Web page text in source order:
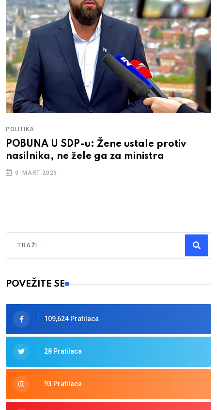
POLITIKA
POBUNA U SDP-u: Žene ustale protiv
nasilnika, ne žele ga za ministra
9. MART 2023.
Type 2 or more characters for results.
POVEŽITE SE
109,624 Pratilaca
28 Pratilaca
93 Pratilaca